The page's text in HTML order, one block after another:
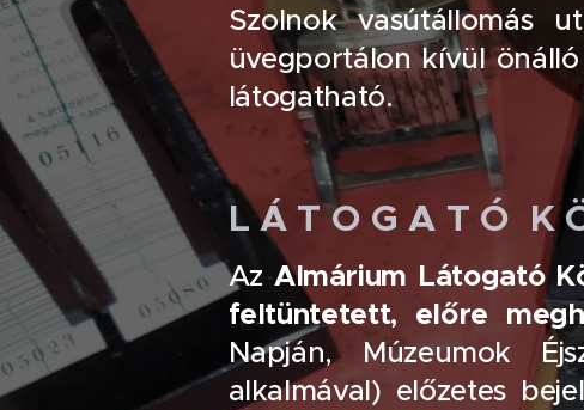
Szolnok vasútállomás
üvegportálon kívül
látogatható.
L Á T O G A T Ó K
AzAlmárium Látogató
feltüntetett, előre
Napján, Múzeumok
alkalmával) előzetes